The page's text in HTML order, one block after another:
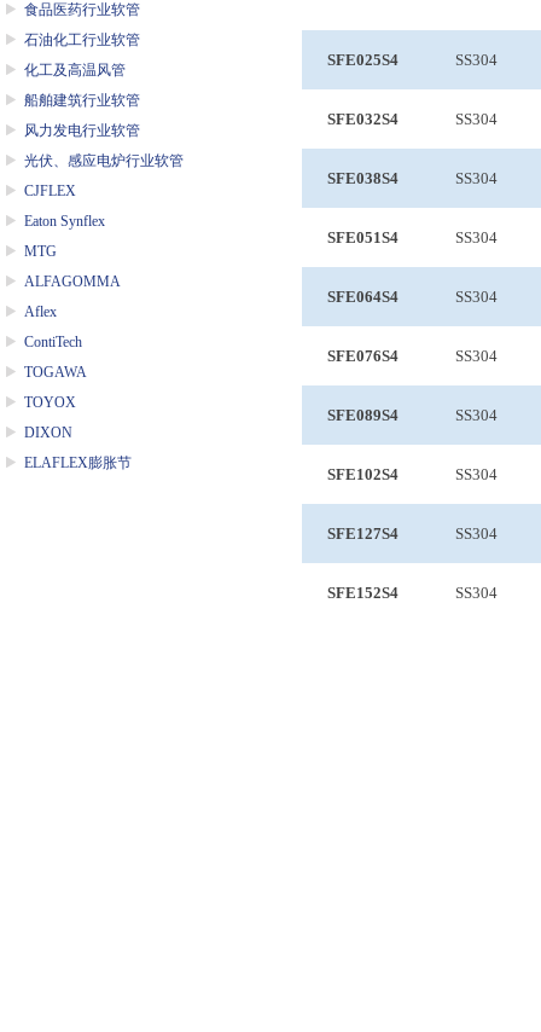
食品医药行业软管
石油化工行业软管
化工及高温风管
船舶建筑行业软管
风力发电行业软管
光伏、感应电炉行业软管
CJFLEX
Eaton Synflex
MTG
ALFAGOMMA
Aflex
ContiTech
TOGAWA
TOYOX
DIXON
ELAFLEX膨胀节
SFE025S4 SS304
SFE032S4 SS304
SFE038S4 SS304
SFE051S4 SS304
SFE064S4 SS304
SFE076S4 SS304
SFE089S4 SS304
SFE102S4 SS304
SFE127S4 SS304
SFE152S4 SS304